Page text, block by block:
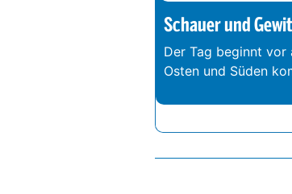
Schauer und
Der Tag beginnt
Osten und Süden